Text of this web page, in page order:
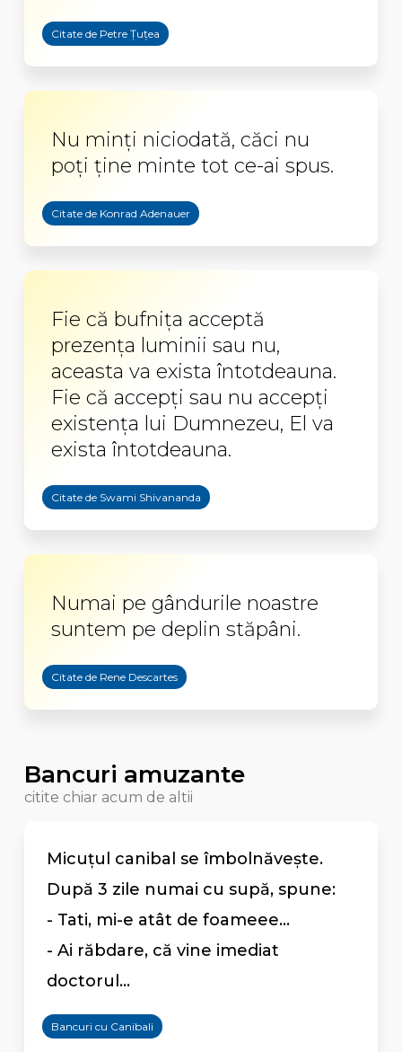
Citate de Petre Țuțea
Nu minţi niciodată, căci nu
poţi ţine minte tot ce-ai spus.
Citate de Konrad Adenauer
Fie că bufniţa acceptă
prezenţa luminii sau nu,
aceasta va exista întotdeauna.
Fie că accepţi sau nu accepţi
existenţa lui Dumnezeu, El va
exista întotdeauna.
Citate de Swami Shivananda
Numai pe gândurile noastre
suntem pe deplin stăpâni.
Citate de Rene Descartes
Bancuri amuzante
citite chiar acum de altii
Micuțul canibal se îmbolnăvește.
După 3 zile numai cu supă, spune:
- Tati, mi-e atât de foameee...
- Ai răbdare, că vine imediat
doctorul...
Bancuri cu Canibali